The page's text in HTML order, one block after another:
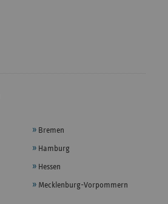
Bremen
Hamburg
Hessen
Mecklenburg-Vorpommern